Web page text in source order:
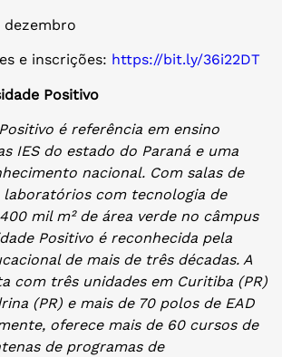
dezembro
e inscrições: https://bit.ly/36i22DT
Positivo
é referência em ensino
IES do estado do Paraná e uma
nacional. Com salas de
laboratórios com tecnologia de
mil m² de área verde no câmpus
Positivo é reconhecida pela
de mais de três décadas. A
com três unidades em Curitiba (PR)
(PR) e mais de 70 polos de EAD
oferece mais de 60 cursos de
de programas de